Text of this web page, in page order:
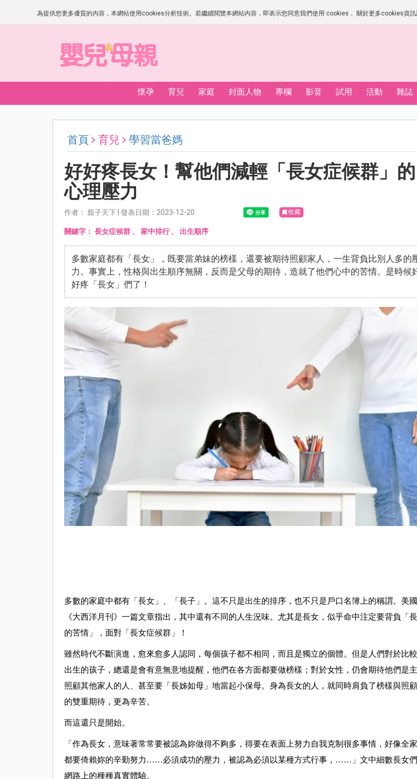
為提供您更多優質的內容，本網站使用cookies分析技術。若繼續閱覽本網站內容，即表示您同意我們使用 cookies， 關於更多cookies資訊
懷孕 育兒 家庭 封面人物 專欄 影音 試用 活動 雜誌
首頁 育兒 學習當爸媽
好好疼長女！幫他們減輕「長女症候群」的
心理壓力
作者： 親子天下 | 發表日期：2023-12-20 收藏
關鍵字： 長女症候群、 家中排行、 出生順序
多數家庭都有「長女」，既要當弟妹的榜樣，還要被期待照顧家人，一生背負比別人多的
力。事實上，性格與出生順序無關，反而是父母的期待，造就了他們心中的苦情。是時候
好疼「長女」們了！
多數的家庭中都有「長女」、「長子」。這不只是出生的排序，也不只是戶口名簿上的稱謂。美國
《大西洋月刊》一篇文章指出，其中還有不同的人生況味。尤其是長女，似乎命中注定要背負「
的苦情」，面對「長女症候群」！
雖然時代不斷演進，愈來愈多人認同，每個孩子都不相同，而且是獨立的個體。但是人們對於比
出生的孩子，總還是會有意無意地提醒，他們在各方面都要做榜樣；對於女性，仍會期待他們是
照顧其他家人的人、甚至要「長姊如母」地當起小保母。身為長女的人，就同時肩負了榜樣與照
的雙重期待，更為辛苦。
而這還只是開始。
「作為長女，意味著常常要被認為妳做得不夠多，得要在表面上努力自我克制很多事情，好像全
都要倚賴妳的辛勤努力……必須成功的壓力，被認為必須以某種方式行事，……」文中細數長女
網路上的種種真實體驗。